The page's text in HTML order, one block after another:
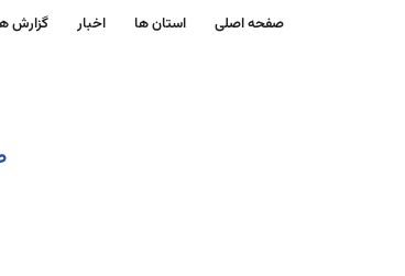
صفحه اصلی استان ها اخبار گزارش